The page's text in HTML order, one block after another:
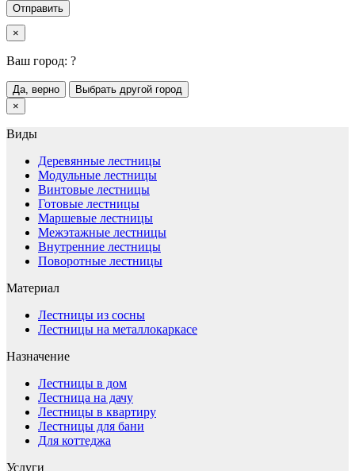
Отправить
×
Ваш город: ?
Да, верно
Выбрать другой город
×
Виды
Деревянные лестницы
Модульные лестницы
Винтовые лестницы
Готовые лестницы
Маршевые лестницы
Межэтажные лестницы
Внутренние лестницы
Поворотные лестницы
Материал
Лестницы из сосны
Лестницы на металлокаркасе
Назначение
Лестницы в дом
Лестница на дачу
Лестницы в квартиру
Лестницы для бани
Для коттеджа
Услуги